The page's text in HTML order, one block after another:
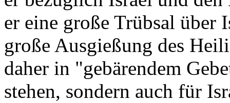
er eine große Trübsal über
große Ausgießung des
daher in "gebärendem
stehen, sondern auch für